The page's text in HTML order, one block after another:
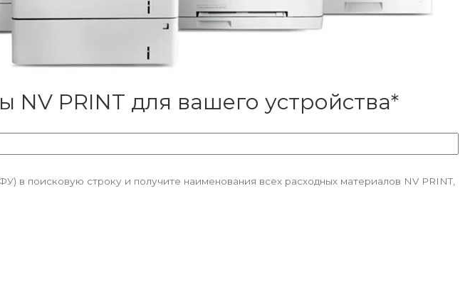
NV PRINT для вашего устройства*
в поисковую строку и получите наименования всех расходных материалов NV PRINT,